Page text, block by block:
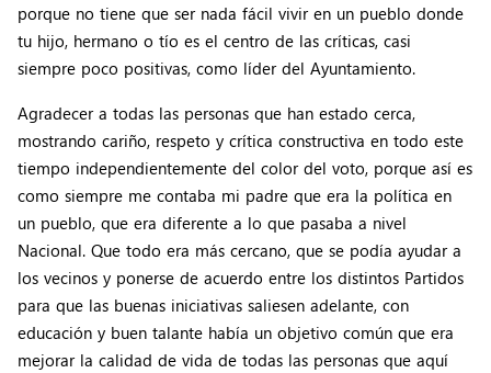
porque no tiene que ser nada fácil vivir en un pueblo donde
tu hijo, hermano o tío es el centro de las críticas, casi
siempre poco positivas, como líder del Ayuntamiento.
Agradecer a todas las personas que han estado cerca,
mostrando cariño, respeto y crítica constructiva en todo este
tiempo independientemente del color del voto, porque así es
como siempre me contaba mi padre que era la política en
un pueblo, que era diferente a lo que pasaba a nivel
Nacional. Que todo era más cercano, que se podía ayudar a
los vecinos y ponerse de acuerdo entre los distintos Partidos
para que las buenas iniciativas saliesen adelante, con
educación y buen talante había un objetivo común que era
mejorar la calidad de vida de todas las personas que aquí